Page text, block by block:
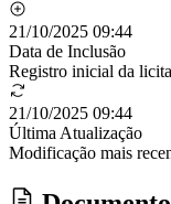
21/10/2025 09:44
Data de Inclusão
Registro inicial da
21/10/2025 09:44
Última Atualização
Modificação mais